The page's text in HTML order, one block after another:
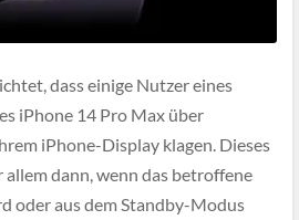
dass einige Nutzer eines
iPhone 14 Pro Max über
iPhone-Display klagen. Dieses
allem dann, wenn das betroffene
oder aus dem Standby-Modus